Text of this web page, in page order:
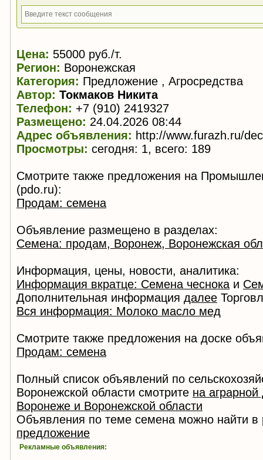
Цена: 55000 руб./т.
Регион: Воронежская
Категория: Предложение , Агросредства
Автор: Токмаков Никита
Телефон: +7 (910) 2419327
Размещено: 24.04.2026 08:44
Адрес объявления: http://www.furazh.ru/
Просмотры: сегодня: 1, всего: 189
Смотрите также предложения на
(pdo.ru):
Продам: семена
Объявление размещено в разделах:
Семена: продам, Воронеж, Воронежская
Информация, цены, новости, аналитика:
Информация вкратце: Семена чеснока и
Дополнительная информация далее
Вся информация: Молоко масло мед
Смотрите также предложения на доске
Продам: семена
Полный список объявлений по
Воронежской области смотрите на
Воронеже и Воронежской области
Объявления по теме семена можно найти в
предложение
Рекламные объявления: